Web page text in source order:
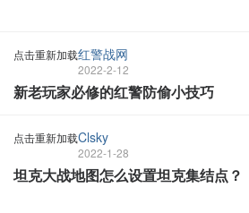
点击重新加载红警战网
2022-2-12
新老玩家必修的红警防偷小技巧
点击重新加载Clsky
2022-1-28
坦克大战地图怎么设置坦克集结点？